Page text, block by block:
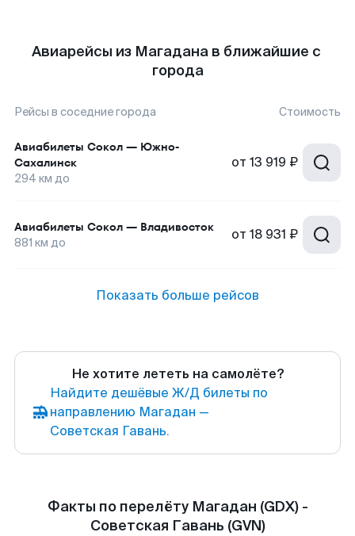
Авиарейсы из Магадана в ближайшие с
города
Рейсы в соседние города Стоимость
Авиабилеты Сокол — Южно-
Сахалинск
294 км до
от 13 919 ₽
Авиабилеты Сокол — Владивосток
881 км до от 18 931 ₽
Показать больше рейсов
Не хотите лететь на самолёте?
Найдите дешёвые Ж/Д билеты по
направлению Магадан —
Советская Гавань.
Факты по перелёту Магадан (GDX) -
Советская Гавань (GVN)